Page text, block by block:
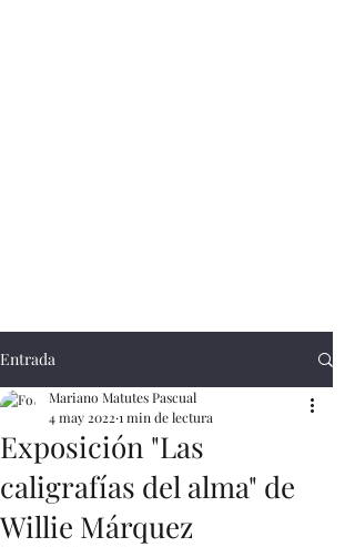
Entrada
Exposición "Las
caligrafías del alma" de
Willie Márquez
Mariano Matutes Pascual
4 may 2022 1 min de lectura